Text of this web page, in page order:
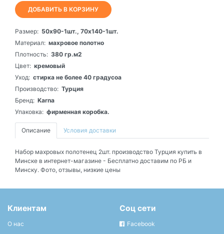
ДОБАВИТЬ В КОРЗИНУ
Размер: 50х90-1шт., 70х140-1шт.
Материал: махровое полотно
Плотность: 380 гр.м2
Цвет: кремовый
Уход: стирка не более 40 градусоа
Производство: Турция
Бренд: Karna
Упаковка: фирменная коробка.
Описание Условия доставки
Набор махровых полотенец 2шт. производство Турция купить в
Минске в интернет-магазине - Бесплатно доставим по РБ и
Минску. Фото, отзывы, низкие цены
Клиентам
О нас
Соц сети
Facebook